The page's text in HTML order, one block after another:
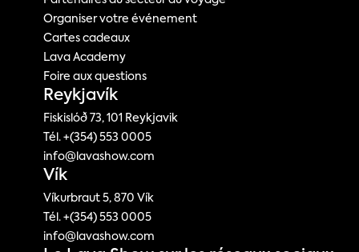
Organiser votre événement
Cartes cadeaux
Lava Academy
Foire aux questions
Reykjavík
Fiskislóð 73, 101 Reykjavik
Tél. +(354) 553 0005
info@lavashow.com
Vík
Víkurbraut 5, 870 Vík
Tél. +(354) 553 0005
info@lavashow.com